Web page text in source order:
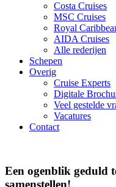
Costa Cruises
MSC Cruises
Royal
AIDA Cruises
Alle rederijen
Schepen
Overig
Cruise Experts
Digitale
Veel gestelde
Vacatures
Contact
Een ogenblik geduld
samenstellen!